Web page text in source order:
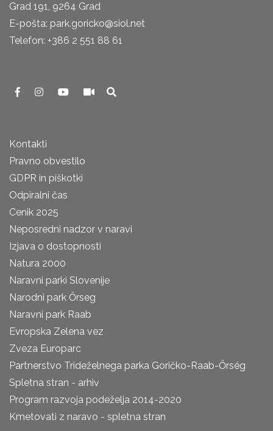
Grad 191, 9264 Grad
E-pošta: park.goricko@siol.net
Telefon: +386 2 551 88 61
Kontakti
Pravno obvestilo
GDPR in piškotki
Odpiralni čas
Cenik 2025
Neposredni nadzor v naravi
Izjava o dostopnosti
Natura 2000
Naravni parki Slovenije
Narodni park Őrseg
Naravni park Raab
Evropska Zelena vez
Zveza Europarc
Partnerstvo Trideželnega parka Goričko-Raab-Őrség
Spletna stran - arhiv
Program razvoja podeželja 2014-2020
Kmetovati z naravo - spletna stran